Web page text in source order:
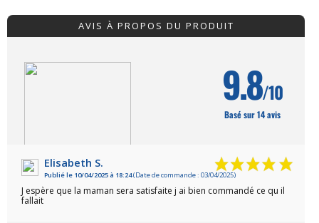
AVIS À PROPOS DU PRODUIT
VOIR L'ATTESTATION
9.8/10
Basé sur 14 avis
Elisabeth S.
Publié le 10/04/2025 à 18:24(Date de commande : 03/04/2025)
J espère que la maman sera satisfaite j ai bien commandé ce qu il
fallait